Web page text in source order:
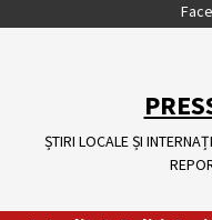
ȘTIRI LOCALE ȘI